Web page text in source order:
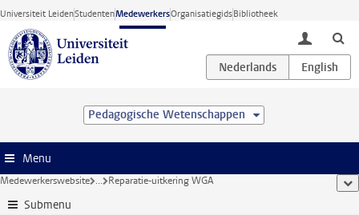
Ga direct naar de inhoud
Universiteit LeidenStudentenMedewerkersOrganisatiegidsBibliotheek
toggle
Pedagogische Wetenschappen
Menu
Medewerkerswebsite ... Reparatie-uitkering WGA
Submenu